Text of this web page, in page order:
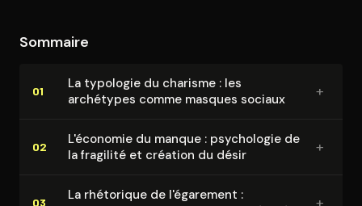
de décrire ; il prescrit.
indispensable : la construction de l'identité du
Sommaire
01
La typologie du charisme : les
archétypes comme masques sociaux
+
02
L'économie du manque : psychologie de
la fragilité et création du désir
+
03
La rhétorique de l'égarement :